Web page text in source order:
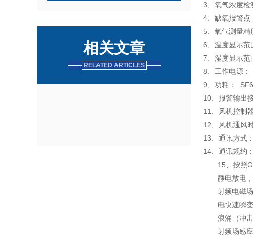
相关文章
RELATED ARTICLES
3、氧气浓度
4、缺氧报警
5、氧气测量
6、温度显示
7、湿度显示
8、工作电
9、功耗： SF6
10、报警输出
11、风机控制
12、风机通风
13、通讯方式
14、通讯规约
15、按照
静电放电
射频电磁
电快速瞬
浪涌（冲
射频场感